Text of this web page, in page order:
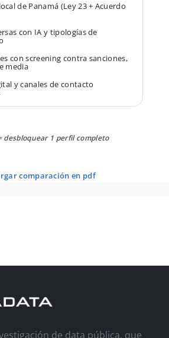
de Panamá (Ley 23 + Acuerdo
con IA y tipologías de
con screening contra sanciones,
media
y canales de contacto
desbloquear 1 perfil completo
comparación en pdf
de data pública, que